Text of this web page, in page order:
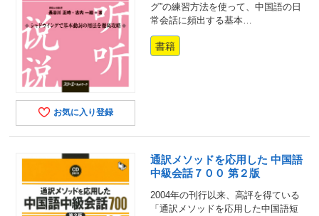
お気に入り登録
グ”の練習方法を使って、中国語の日
常会話に頻出する基本…
書籍
通訳メソッドを応用した 中国語
中級会話７００ 第２版
2004年の刊行以来、高評を得ている
「通訳メソッドを応用した中国語短